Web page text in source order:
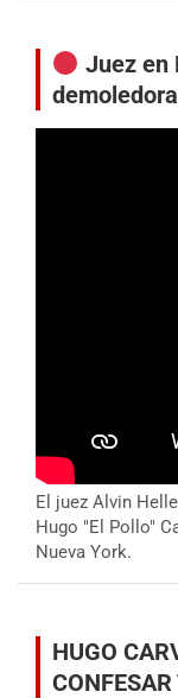
Juez en
El juez Alvin
Hugo "El Pollo"
Nueva York.
HUGO
CONFESAR